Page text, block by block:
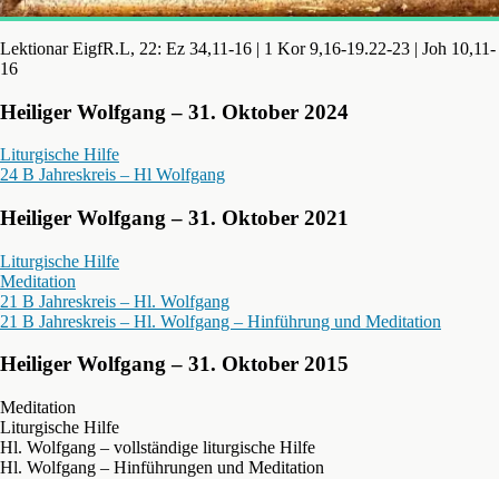
Lektionar EigfR.L, 22: Ez 34,11-16 | 1 Kor 9,16-19.22-23 | Joh 10,11-
16
Heiliger Wolfgang – 31. Oktober 2024
Liturgische Hilfe
24 B Jahreskreis – Hl Wolfgang
Heiliger Wolfgang – 31. Oktober 2021
Liturgische Hilfe
Meditation
21 B Jahreskreis – Hl. Wolfgang
21 B Jahreskreis – Hl. Wolfgang – Hinführung und Meditation
Heiliger Wolfgang – 31. Oktober 2015
Meditation
Liturgische Hilfe
Hl. Wolfgang – vollständige liturgische Hilfe
Hl. Wolfgang – Hinführungen und Meditation